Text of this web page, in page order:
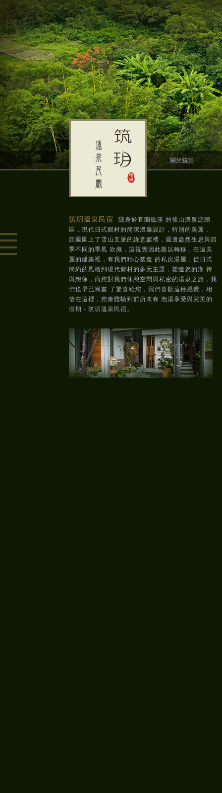
關於筑玥
筑玥溫泉民宿
隱身於宜蘭礁溪 的後山溫泉源頭
區，現代日式鄉村的簡潔溫馨設計，特別的美麗．
四週圍上了雪山支脈的綠意獻禮，週邊盎然生息與四
季不同的季風 吹撫，讓視覺因此難以轉移，在這美
麗的建築裡，有我們精心塑造 的私房湯屋，從日式
簡約的風格到現代鄉村的多元主題，塑造您的期 待
與想像，而您對我們休憩空間與私密的湯泉之旅，我
們也早已籌畫 了驚喜給您，我們喜歡這種感覺，相
信在這裡，您會體驗到前所未有 泡湯享受與完美的
假期 - 筑玥溫泉民宿。